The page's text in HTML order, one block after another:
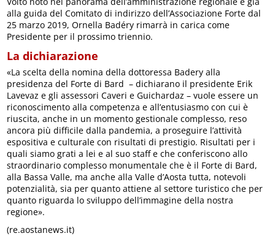
alla guida del Comitato di indirizzo dell’Associazione Forte dal
25 marzo 2019, Ornella Badéry rimarrà in carica come
Presidente per il prossimo triennio.
La dichiarazione
«La scelta della nomina della dottoressa Badery alla
presidenza del Forte di Bard – dichiarano il presidente Erik
Lavevaz e gli assessori Caveri e Guichardaz – vuole essere un
riconoscimento alla competenza e all’entusiasmo con cui è
riuscita, anche in un momento gestionale complesso, reso
ancora più difficile dalla pandemia, a proseguire l’attività
espositiva e culturale con risultati di prestigio. Risultati per i
quali siamo grati a lei e al suo staff e che conferiscono allo
straordinario complesso monumentale che è il Forte di Bard,
alla Bassa Valle, ma anche alla Valle d’Aosta tutta, notevoli
potenzialità, sia per quanto attiene al settore turistico che per
quanto riguarda lo sviluppo dell’immagine della nostra
regione».
(re.aostanews.it)